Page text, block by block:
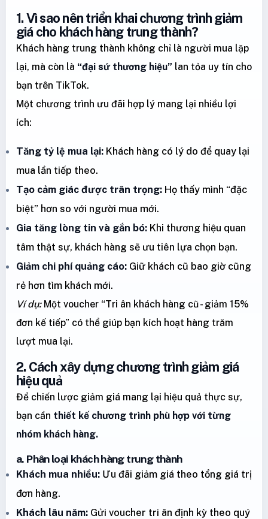
1. Vì sao nên triển khai chương trình giảm
giá cho khách hàng trung thành?
Khách hàng trung thành không chỉ là người mua lặp
lại, mà còn là “đại sứ thương hiệu” lan tỏa uy tín cho
bạn trên TikTok.
Một chương trình ưu đãi hợp lý mang lại nhiều lợi
ích:
Tăng tỷ lệ mua lại: Khách hàng có lý do để quay lại
mua lần tiếp theo.
Tạo cảm giác được trân trọng: Họ thấy mình “đặc
biệt” hơn so với người mua mới.
Gia tăng lòng tin và gắn bó: Khi thương hiệu quan
tâm thật sự, khách hàng sẽ ưu tiên lựa chọn bạn.
Giảm chi phí quảng cáo: Giữ khách cũ bao giờ cũng
rẻ hơn tìm khách mới.
Ví dụ:Một voucher “Tri ân khách hàng cũ - giảm 15%
đơn kế tiếp” có thể giúp bạn kích hoạt hàng trăm
lượt mua lại.
2. Cách xây dựng chương trình giảm giá
hiệu quả
Để chiến lược giảm giá mang lại hiệu quả thực sự,
bạn cần thiết kế chương trình phù hợp với từng
nhóm khách hàng.
a. Phân loại khách hàng trung thành
Khách mua nhiều: Ưu đãi giảm giá theo tổng giá trị
đơn hàng.
Khách lâu năm: Gửi voucher tri ân định kỳ theo quý